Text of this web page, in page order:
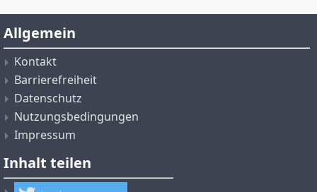
Allgemein
Kontakt
Barrierefreiheit
Datenschutz
Nutzungsbedingungen
Impressum
Inhalt teilen